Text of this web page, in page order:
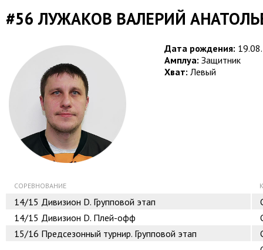
#56 ЛУЖАКОВ ВАЛЕРИЙ
Дата рождения:
Амплуа: Защитник
Хват: Левый
СОРЕВНОВАНИЕ
14/15 Дивизион D. Групповой этап
14/15 Дивизион D. Плей-офф
15/16 Предсезонный турнир. Групповой этап